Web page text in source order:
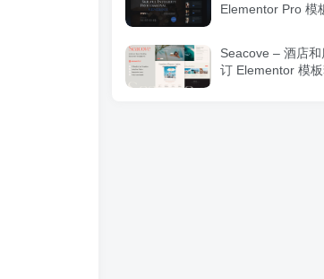
Elementor Pro 模
Seacove – 酒店和
订 Elementor 模